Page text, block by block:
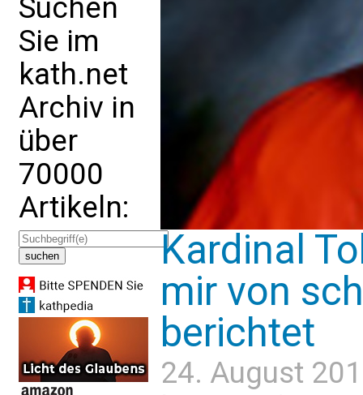
Suchen
Sie im
kath.net
Archiv in
über
70000
Artikeln:
Kardinal
mir von
berichtet
24. August